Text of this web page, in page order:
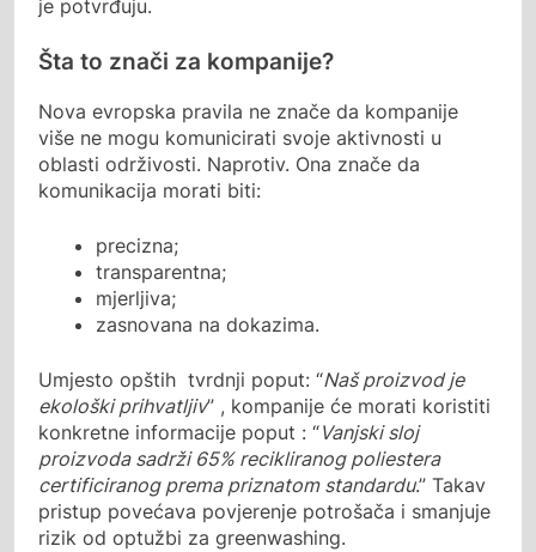
je potvrđuju.
Šta to znači za kompanije?
Nova evropska pravila ne znače da kompanije
više ne mogu komunicirati svoje aktivnosti u
oblasti održivosti. Naprotiv. Ona znače da
komunikacija morati biti:
precizna;
transparentna;
mjerljiva;
zasnovana na dokazima.
Umjesto opštih tvrdnji poput: “Naš proizvod je
ekološki prihvatljiv” , kompanije će morati koristiti
konkretne informacije poput : “Vanjski sloj
proizvoda sadrži 65% recikliranog poliestera
certificiranog prema priznatom standardu.” Takav
pristup povećava povjerenje potrošača i smanjuje
rizik od optužbi za greenwashing.